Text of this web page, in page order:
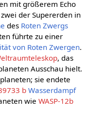
mit größerem Echo
der Supererden in
des Roten Zwergs
führte zu einer
von Roten Zwergen.
, das
Ausschau hielt.
sie endete
b Wasserdampf
wie WASP-12b